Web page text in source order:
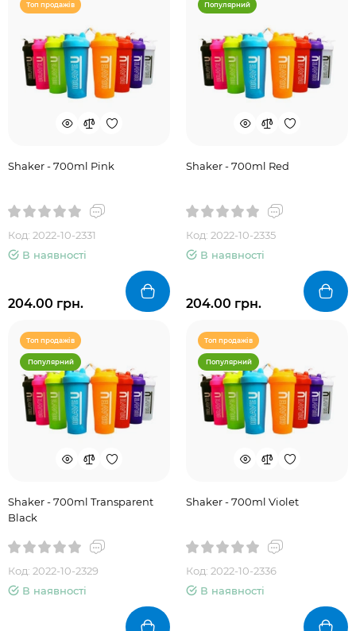
Топ продажів
Shaker - 700ml Pink
Код: 2022-10-2331
В наявності
204.00 грн.
Популярний
Shaker - 700ml Red
Код: 2022-10-2335
В наявності
204.00 грн.
Топ продажів
Популярний
Shaker - 700ml Transparent
Black
Код: 2022-10-2329
В наявності
Топ продажів
Популярний
Shaker - 700ml Violet
Код: 2022-10-2336
В наявності